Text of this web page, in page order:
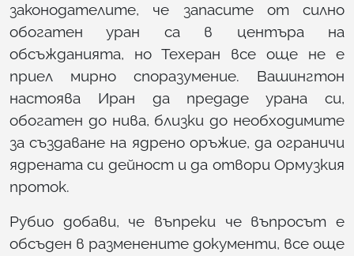
законодателите, че запасите от силно
обогатен уран са в центъра на
обсъжданията, но Техеран все още не е
приел мирно споразумение. Вашингтон
настоява Иран да предаде урана си,
обогатен до нива, близки до необходимите
за създаване на ядрено оръжие, да ограничи
ядрената си дейност и да отвори Ормузкия
проток.
Рубио добави, че въпреки че въпросът е
обсъден в разменените документи, все още